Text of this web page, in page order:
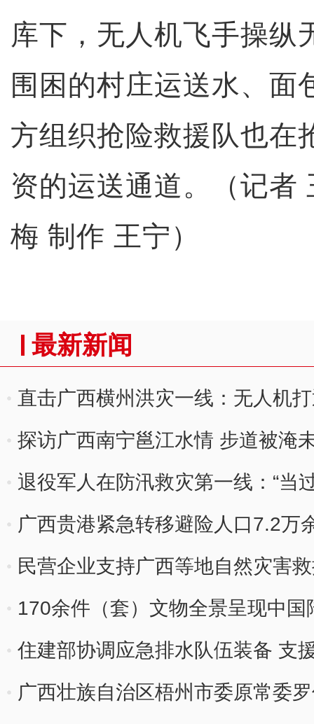
库下，无人机飞手操纵
围困的村庄运送水、面
方组织抢险救援队也在
资的运送通道。（记者
梅 制作 王宁）
最新新闻
直击广西横州洪灾一线：无人机
浓
探访广西南宁邕江水情 步道被淹
退役军人在防汛救灾第一线：“当
广西贵港紧急转移避险人口7.2万
民营企业支持广西等地自然灾害
170余件（套）文物全景呈现中
住建部协调应急排水队伍装备 支
广西壮族自治区梧州市委原常委罗